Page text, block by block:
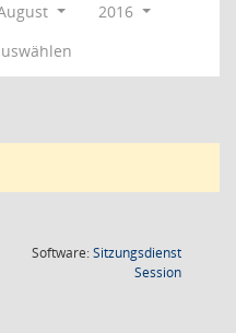
2016
Software:Sitzungsdienst
Session(Wird in